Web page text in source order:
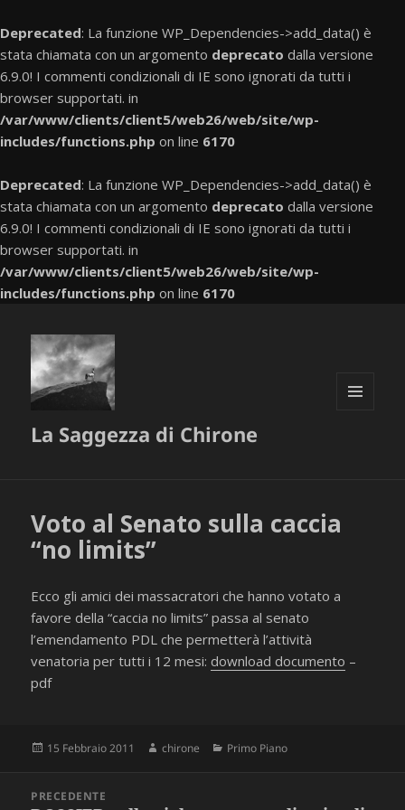
Deprecated: La funzione WP_Dependencies->add_data() è
stata chiamata con un argomento deprecato dalla versione
6.9.0! I commenti condizionali di IE sono ignorati da tutti i
browser supportati. in
/var/www/clients/client5/web26/web/site/wp-
includes/functions.php on line 6170
Deprecated: La funzione WP_Dependencies->add_data() è
stata chiamata con un argomento deprecato dalla versione
6.9.0! I commenti condizionali di IE sono ignorati da tutti i
browser supportati. in
/var/www/clients/client5/web26/web/site/wp-
includes/functions.php on line 6170
La Saggezza di Chirone
Voto al Senato sulla caccia
“no limits”
Ecco gli amici dei massacratori che hanno votato a
favore della “caccia no limits” passa al senato
l’emendamento PDL che permetterà l’attività
venatoria per tutti i 12 mesi:download documento –
pdf
Scritto
15 Febbraio 2011 Autore
chirone Categorie
Primo Piano
articoliPRECEDENTE